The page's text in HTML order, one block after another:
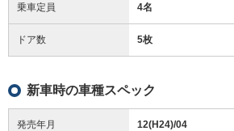
乗車定員 4名
ドア数 5枚
新車時の車種スペック
発売年月 12(H24)/04